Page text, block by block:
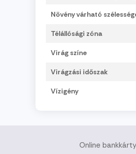
Növény várható
Télállósági zóna
Virág színe
Virágzási időszak
Vízigény
Online